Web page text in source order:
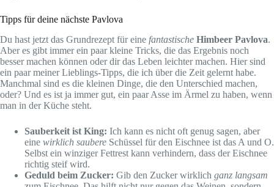
Tipps für deine nächste Pavlova
Du hast jetzt das Grundrezept für eine fantastische Himbeer Pavlova.
Aber es gibt immer ein paar kleine Tricks, die das Ergebnis noch
besser machen können oder dir das Leben leichter machen. Hier sind
ein paar meiner Lieblings-Tipps, die ich über die Zeit gelernt habe.
Manchmal sind es die kleinen Dinge, die den Unterschied machen,
oder? Und es ist ja immer gut, ein paar Asse im Ärmel zu haben, wenn
man in der Küche steht.
Sauberkeit ist King: Ich kann es nicht oft genug sagen, aber
eine wirklich saubere Schüssel für den Eischnee ist das A und O.
Selbst ein winziger Fettrest kann verhindern, dass der Eischnee
richtig steif wird.
Geduld beim Zucker: Gib den Zucker wirklich ganz langsam